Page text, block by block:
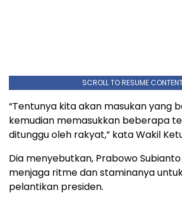
SCROLL TO RESUME
“Tentunya kita akan masukan yang
kemudian memasukkan beberapa
ditunggu oleh rakyat,” kata Wakil
Dia menyebutkan, Prabowo
menjaga ritme dan staminanya
pelantikan presiden.